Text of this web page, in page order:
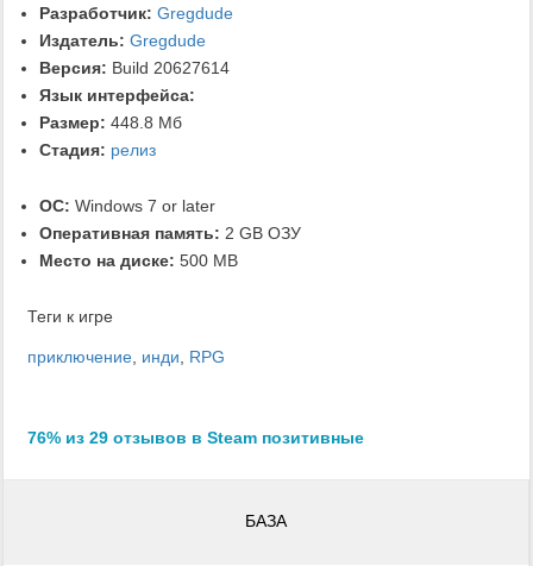
Разработчик: Gregdude
Издатель: Gregdude
Версия: Build 20627614
Язык интерфейса:
Размер: 448.8 Мб
Стадия: релиз
ОС: Windows 7 or later
Оперативная память: 2 GB ОЗУ
Место на диске: 500 MB
Теги к игре
приключение инди RPG
76% из 29 отзывов в Steam позитивные
БАЗА